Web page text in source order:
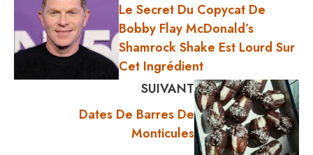
Le Secret Du Copycat De
Bobby Flay McDonald’s
Shamrock Shake Est Lourd Sur
Cet Ingrédient
SUIVANT
Dates De Barres De
Monticules